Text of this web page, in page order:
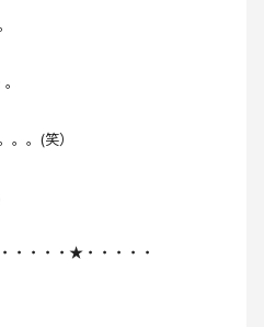
。(笑）
・・・★・・・・・